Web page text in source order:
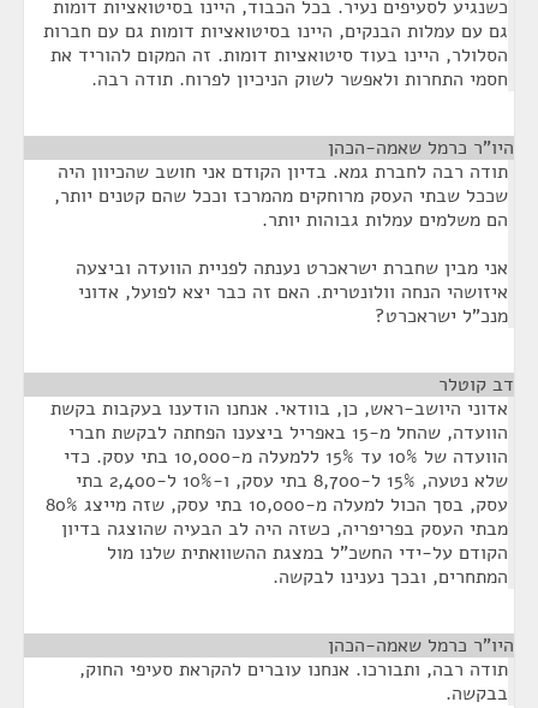
כשנגיע לסעיפים נעיר. בכל הכבוד, היינו בסיטואציות דומות
גם עם עמלות הבנקים, היינו בסיטואציות דומות גם עם חברות
הסלולר, היינו בעוד סיטואציות דומות. זה המקום להוריד את
חסמי התחרות ולאפשר לשוק הניכיון לפרוח. תודה רבה.
היו"ר כרמל שאמה-הכהן
תודה רבה לחברת גמא. בדיון הקודם אני חושב שהכיוון היה
שככל שבתי העסק מרוחקים מהמרכז וככל שהם קטנים יותר,
הם משלמים עמלות גבוהות יותר.
אני מבין שחברת ישראכרט נענתה לפניית הוועדה וביצעה
איזושהי הנחה וולונטרית. האם זה כבר יצא לפועל, אדוני
מנכ"ל ישראכרט?
דב קוטלר
אדוני היושב-ראש, כן, בוודאי. אנחנו הודענו בעקבות בקשת
הוועדה, שהחל מ-15 באפריל ביצענו הפחתה לבקשת חברי
הוועדה של 10% עד 15% ללמעלה מ-10,000 בתי עסק. כדי
שלא נטעה, 15% ל-8,700 בתי עסק, ו-10% ל-2,400 בתי
עסק, בסך הכול למעלה מ-10,000 בתי עסק, שזה מייצג 80%
מבתי העסק בפריפריה, כשזה היה לב הבעיה שהוצגה בדיון
הקודם על-ידי החשכ"ל במצגת ההשוואתית שלנו מול
המתחרים, ובכך נענינו לבקשה.
היו"ר כרמל שאמה-הכהן
תודה רבה, ותבורכו. אנחנו עוברים להקראת סעיפי החוק,
בבקשה.